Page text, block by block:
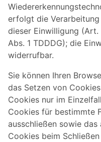
erfolgt die
dieser Einwilligung (Art.
Abs. 1 TDDDG); die
widerrufbar.
Sie können Ihren
das Setzen von
Cookies nur im
Cookies für bestimmte
ausschließen sowie
Cookies beim